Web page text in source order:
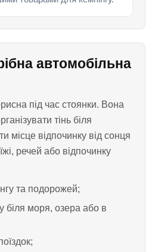
автомобільна
під час стоянки. Вона
тінь біля
місце відпочинку від сонця
речей або відпочинку
та подорожей;
біля моря, озера або в